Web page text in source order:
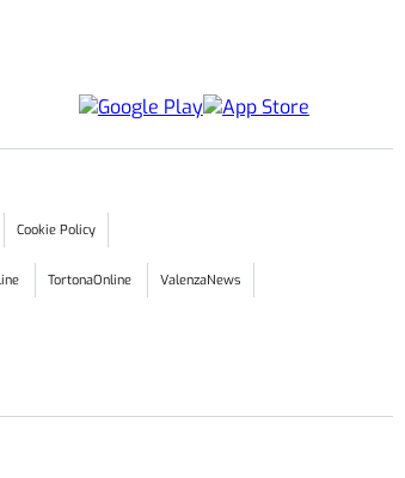
Cookie Policy
TortonaOnline ValenzaNews